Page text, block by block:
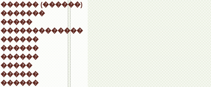
������ (������)
�������
�����
�������������
������
������
������
�����
������
������